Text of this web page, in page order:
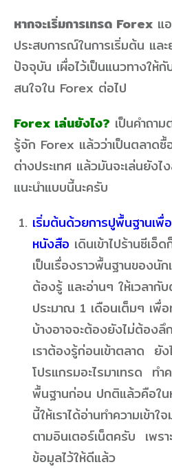
หากจะเริ่มการเทรด Forex แ
ประสบการณ์ในการเริ่มต้น แล
ปัจจุบัน เผื่อไว้เป็นแนวทางให้
สนใจใน Forex ต่อไป
Forex เล่นยังไง? เป็นคำถา
รู้จัก Forex แล้วว่าเป็นตลาดซื้
ต่างประเทศ แล้วมันจะเล่นยังไ
แนะนำแบบนี้นะครับ
เริ่มต้นด้วยการปูพื้นฐานเพื่
หนังสือ เดินเข้าไปร้านซีเ
เป็นเรื่องราวพื้นฐานของนั
ต้องรู้ และอ่านๆ ให้เวลากั
ประมาณ 1 เดือนเต็มๆ เพื่อ
บ้างอาจจะต้องยังไม่ต้อง
เราต้องรู้ก่อนเข้าตลาด ยั
โปรแกรมอะไรมาเทรด ทำ
พื้นฐานก่อน ปกติแล้วคือใน
นี้ให้เราได้อ่านทำความเข้าใ
ตามอินเตอร์เน็ตครับ เพรา
ข้อมูลไว้ให้ดีแล้ว